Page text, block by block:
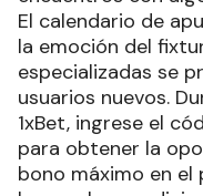
El calendario de
la emoción del
especializadas se
usuarios nuevos.
1xBet, ingrese el
para obtener la
bono máximo en